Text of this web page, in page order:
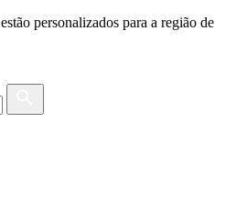
estão personalizados para a região de